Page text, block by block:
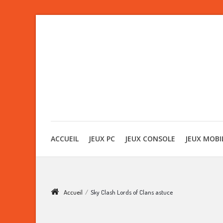
ACCUEIL JEUX PC JEUX CONSOLE JEUX
Accueil / Sky Clash Lords of Clans astuce